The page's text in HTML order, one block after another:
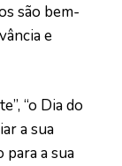
são bem-
e
“o Dia do
a sua
para a sua